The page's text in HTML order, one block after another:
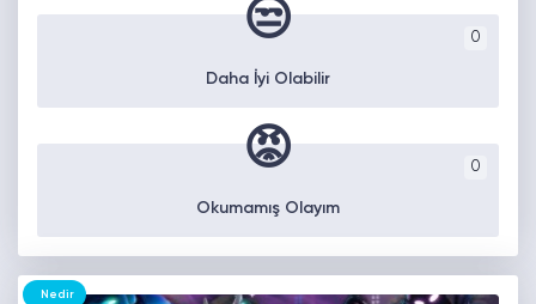
0
😒
Daha İyi Olabilir
0
😡
Okumamış Olayım
Nedir